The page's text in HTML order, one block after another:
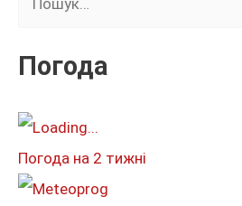
к
т
:
Погода
Погода на 2 тижні